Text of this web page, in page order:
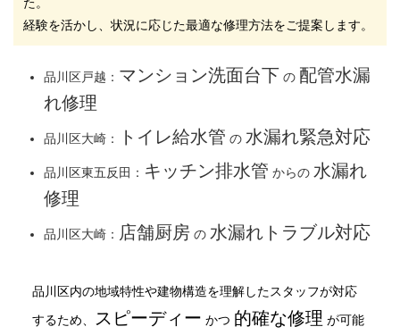
経験を活かし、状況に応じた最適な修理方法をご提案します。
品川区戸越： マンション洗面台下 の 配管水漏
れ修理
品川区大崎： トイレ給水管 の 水漏れ緊急対応
品川区東五反田： キッチン排水管 からの 水漏れ
修理
品川区大崎： 店舗厨房の 水漏れトラブル対応
品川区内の地域特性や建物構造を理解したスタッフが対応
するため、
スピーディー かつ 的確な修理 が可能